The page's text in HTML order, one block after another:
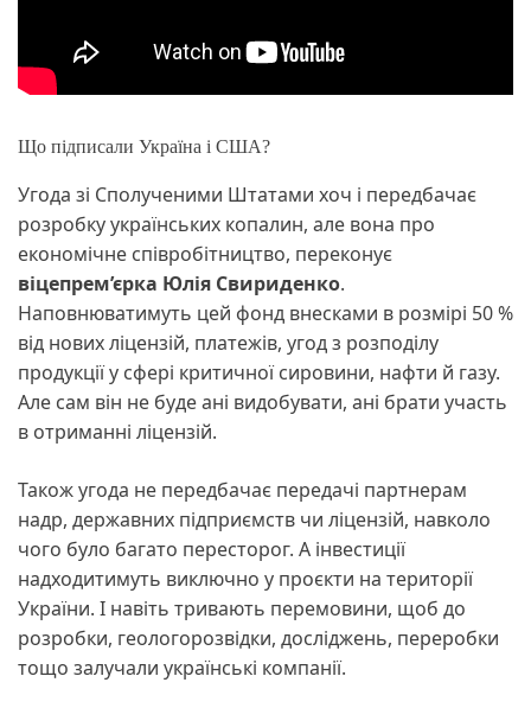
Що підписали Україна і США?
Угода зі Сполученими Штатами хоч і передбачає
розробку українських копалин, але вона про
економічне співробітництво, переконує
віцепрем’єрка Юлія Свириденко.
Наповнюватимуть цей фонд внесками в розмірі 50 %
від нових ліцензій, платежів, угод з розподілу
продукції у сфері критичної сировини, нафти й газу.
Але сам він не буде ані видобувати, ані брати участь
в отриманні ліцензій.
Також угода не передбачає передачі партнерам
надр, державних підприємств чи ліцензій, навколо
чого було багато пересторог. А інвестиції
надходитимуть виключно у проєкти на території
України. І навіть тривають перемовини, щоб до
розробки, геологорозвідки, досліджень, переробки
тощо залучали українські компанії.